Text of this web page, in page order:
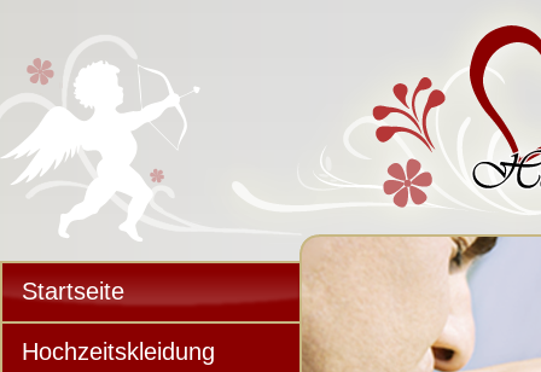
Startseite
Hochzeitskleidung